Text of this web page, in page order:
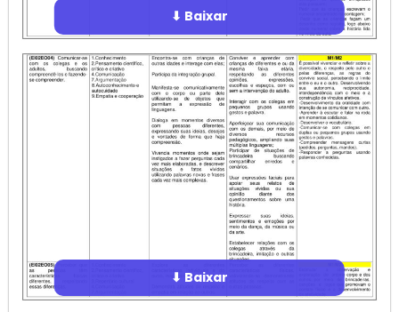
⬇ Baixar
⬇ Baixar